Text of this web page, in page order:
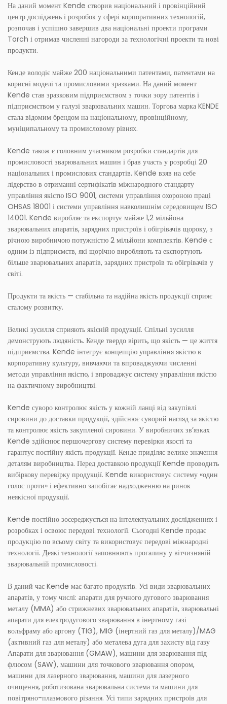
На даний момент Kende створив національний і провінційний
центр досліджень і розробок у сфері корпоративних технологій,
розпочав і успішно завершив два національні проекти програми
Torch і отримав численні нагороди за технологічні проекти та нові
продукти.
Кенде володіє майже 200 національними патентами, патентами на
корисні моделі та промисловими зразками. На даний момент
Kende став зразковим підприємством з точки зору патентів і
підприємством у галузі зварювальних машин. Торгова марка KENDE
стала відомим брендом на національному, провінційному,
муніципальному та промисловому рівнях.
Kende також є головним учасником розробки стандартів для
промисловості зварювальних машин і брав участь у розробці 20
національних і промислових стандартів. Kende взяв на себе
лідерство в отриманні сертифікатів міжнародного стандарту
управління якістю ISO 9001, системи управління охороною праці
OHSAS 18001 і системи управління навколишнім середовищем ISO
14001. Kende виробляє та експортує майже 1,2 мільйона
зварювальних апаратів, зарядних пристроїв і обігрівачів щороку, з
річною виробничою потужністю 2 мільйони комплектів. Kende є
одним із підприємств, які щорічно виробляють та експортують
більше зварювальних апаратів, зарядних пристроїв та обігрівачів у
світі.
Продукти та якість — стабільна та надійна якість продукції сприяє
сталому розвитку.
Великі зусилля сприяють якісній продукції. Спільні зусилля
демонструють людяність. Кенде твердо вірить, що якість — це життя
підприємства. Kende інтегрує концепцію управління якістю в
корпоративну культуру, вивчаючи та впроваджуючи численні
методи управління якістю, і впроваджує систему управління якістю
на фактичному виробництві.
Kende суворо контролює якість у кожній ланці від закупівлі
сировини до доставки продукції, здійснює суворий нагляд за якістю
та контролює якість закупленої сировини. У виробничих зв’язках
Kende здійснює першочергову систему перевірки якості та
гарантує постійну якість продукції. Кенде приділяє велике значення
деталям виробництва. Перед доставкою продукції Kende проводить
вибіркову перевірку продукції. Kende використовує систему «один
голос проти» і ефективно запобігає надходженню на ринок
неякісної продукції.
Kende постійно зосереджується на інтелектуальних дослідженнях і
розробках і освоює передові технології. Сьогодні Kende продає
продукцію по всьому світу та використовує передові міжнародні
технології. Деякі технології заповнюють прогалину у вітчизняній
зварювальній промисловості.
В даний час Kende має багато продуктів. Усі види зварювальних
апаратів, у тому числі: апарати для ручного дугового зварювання
металу (MMA) або стрижневих зварювальних апаратів, зварювальні
апарати для електродугового зварювання в інертному газі
вольфраму або аргону (TIG), MIG (інертний газ для металу)/MAG
(активний газ для металу) або металева дуга для захисту від газу
Апарати для зварювання (GMAW), машини для зварювання під
флюсом (SAW), машини для точкового зварювання опором,
машини для лазерного зварювання, машини для лазерного
очищення, роботизована зварювальна система та машини для
повітряно-плазмового різання. Усі типи зарядних пристроїв для